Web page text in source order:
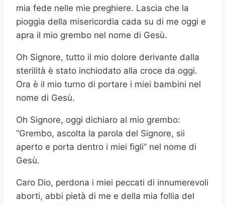
mia fede nelle mie preghiere. Lascia che la
pioggia della misericordia cada su di me oggi e
apra il mio grembo nel nome di Gesù.
Oh Signore, tutto il mio dolore derivante dalla
sterilità è stato inchiodato alla croce da oggi.
Ora è il mio turno di portare i miei bambini nel
nome di Gesù.
Oh Signore, oggi dichiaro al mio grembo:
“Grembo, ascolta la parola del Signore, sii
aperto e porta dentro i miei figli” nel nome di
Gesù.
Caro Dio, perdona i miei peccati di innumerevoli
aborti, abbi pietà di me e della mia follia del